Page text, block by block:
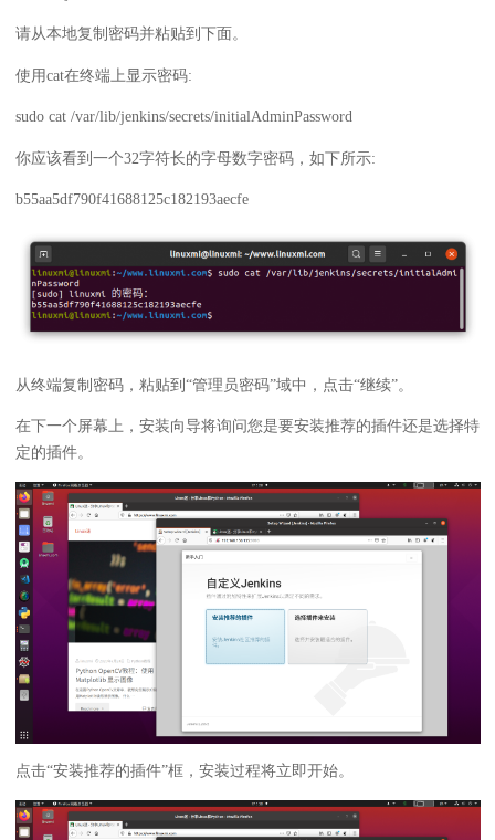
请从本地复制密码并粘贴到下面。
使用cat在终端上显示密码:
sudo cat /var/lib/jenkins/secrets/initialAdminPassword
你应该看到一个32字符长的字母数字密码，如下所示:
b55aa5df790f41688125c182193aecfe
从终端复制密码，粘贴到“管理员密码”域中，点击“继续”。
在下一个屏幕上，安装向导将询问您是要安装推荐的插件还是选择特
定的插件。
点击“安装推荐的插件”框，安装过程将立即开始。